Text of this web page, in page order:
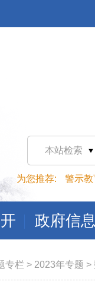
本站检索
为您推荐: 警示教
政府信
专栏 > 2023年专题 >